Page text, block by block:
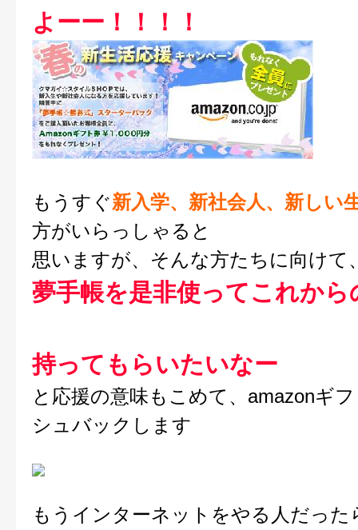
よーー！！！！
もうすぐ新入学、新社会人、新しい
方がいらっしゃると
思いますが、そんな方たちに向けて
夢手帳を是非使ってこれから
持ってもらいたいなー
と応援の意味もこめて、amazonギ
シュバックします
もうインターネットをやる人だった